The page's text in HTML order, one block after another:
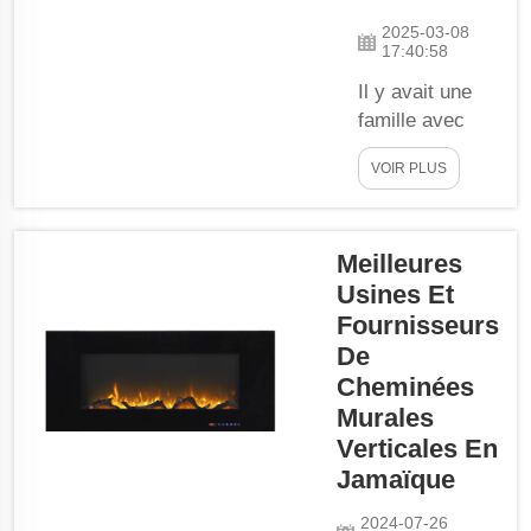
Cependant, la
cheminée
traditionnelle...
2025-03-08
17:40:58
Il y avait une
famille avec
une belle
maison. Mais
peu terne et en
besoin de
quelque chose
de spécial pour
le réchauffer et
le rendre plus
accueillant. Ils
souhaitaient
créer un
environnement
VOIR PLUS
Meilleures
Usines Et
Fournisseurs
De
Cheminées
Murales
Verticales En
Jamaïque
2024-07-26